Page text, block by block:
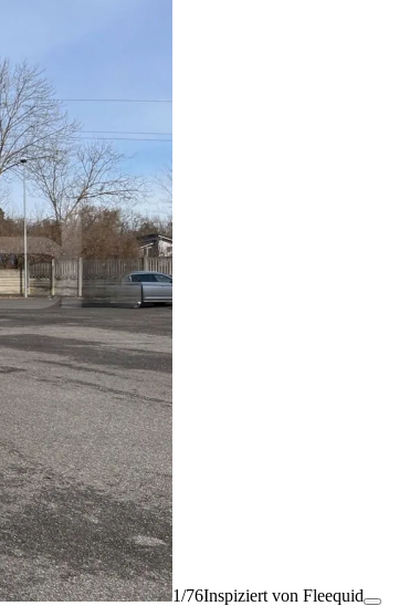
1/76Inspiziert von Fleequid